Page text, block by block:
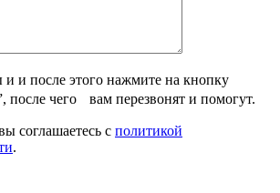
и после этого нажмите на кнопку
после чего вам перезвонят и помогут.
соглашаетесь с политикой
.